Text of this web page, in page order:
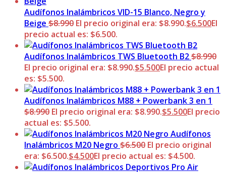
Audífonos Inalámbricos VID-15 Blanco, Negro y
Beige $8.990 El precio original era: $8.990.$6.500El
precio actual es: $6.500.
Audífonos Inalámbricos TWS Bluetooth B2$8.990
El precio original era: $8.990.$5.500El precio actual
es: $5.500.
Audífonos Inalámbricos M88 + Powerbank 3 en 1
$8.990 El precio original era: $8.990.$5.500El precio
actual es: $5.500.
Audífonos
Inalámbricos M20 Negro $6.500 El precio original
era: $6.500.$4.500El precio actual es: $4.500.